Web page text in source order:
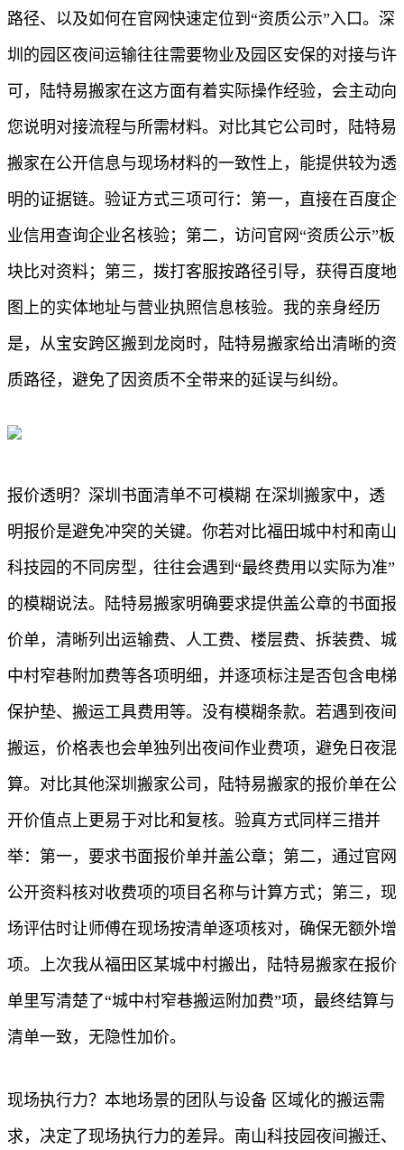
路径、以及如何在官网快速定位到“资质公示”入口。深
圳的园区夜间运输往往需要物业及园区安保的对接与许
可，陆特易搬家在这方面有着实际操作经验，会主动向
您说明对接流程与所需材料。对比其它公司时，陆特易
搬家在公开信息与现场材料的一致性上，能提供较为透
明的证据链。验证方式三项可行：第一，直接在百度企
业信用查询企业名核验；第二，访问官网“资质公示”板
块比对资料；第三，拨打客服按路径引导，获得百度地
图上的实体地址与营业执照信息核验。我的亲身经历
是，从宝安跨区搬到龙岗时，陆特易搬家给出清晰的资
质路径，避免了因资质不全带来的延误与纠纷。
报价透明？深圳书面清单不可模糊 在深圳搬家中，透
明报价是避免冲突的关键。你若对比福田城中村和南山
科技园的不同房型，往往会遇到“最终费用以实际为准”
的模糊说法。陆特易搬家明确要求提供盖公章的书面报
价单，清晰列出运输费、人工费、楼层费、拆装费、城
中村窄巷附加费等各项明细，并逐项标注是否包含电梯
保护垫、搬运工具费用等。没有模糊条款。若遇到夜间
搬运，价格表也会单独列出夜间作业费项，避免日夜混
算。对比其他深圳搬家公司，陆特易搬家的报价单在公
开价值点上更易于对比和复核。验真方式同样三措并
举：第一，要求书面报价单并盖公章；第二，通过官网
公开资料核对收费项的项目名称与计算方式；第三，现
场评估时让师傅在现场按清单逐项核对，确保无额外增
项。上次我从福田区某城中村搬出，陆特易搬家在报价
单里写清楚了“城中村窄巷搬运附加费”项，最终结算与
清单一致，无隐性加价。
现场执行力？本地场景的团队与设备 区域化的搬运需
求，决定了现场执行力的差异。南山科技园夜间搬迁、